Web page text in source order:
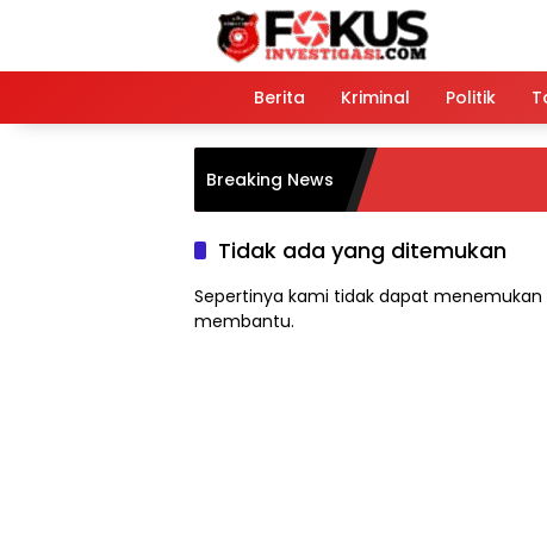
HomeBerita Kriminal Politik
Breaking News
Tidak ada yang ditemukan
Sepertinya kami tidak dapat
membantu.